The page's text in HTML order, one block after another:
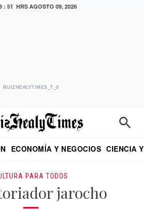
: 52 HRS AGOSTO 09, 2026
RUIZHEALYTIMES_T_0
ECONOMÍA Y NEGOCIOS CIENCIA
PARA TODOS
jarocho